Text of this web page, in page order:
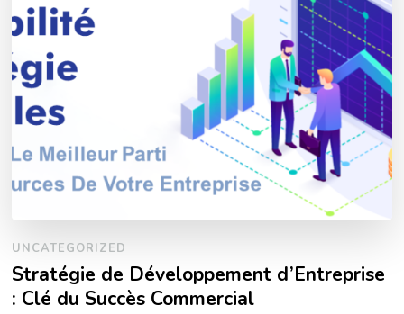
UNCATEGORIZED
Stratégie de Développement d’Entreprise
: Clé du Succès Commercial